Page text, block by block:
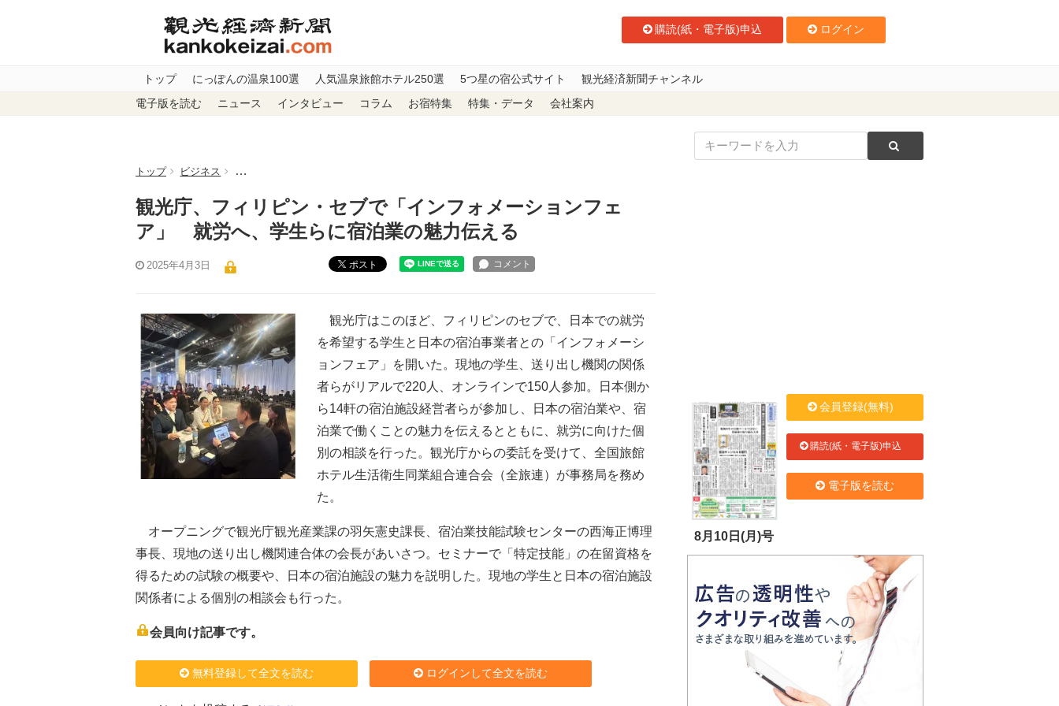
購読(紙・電子版)申込 ログイン
トップ にっぽんの温泉100選 人気温泉旅館ホテル250選 5つ星の宿公式サイト 観光経済新聞チャンネル
電子版を読む ニュース インタビュー コラム お宿特集 特集・データ 会社案内
トップ ビジネス 観光庁、フィリピン・セブで「インフォメーションフェア」 就労へ、学生らに宿泊業の魅力伝える
観光庁、フィリピン・セブで「インフォメーションフェ
ア」 就労へ、学生らに宿泊業の魅力伝える
2025年4月3日 ポスト
観光庁はこのほど、フィリピンのセブで、日本での就労
を希望する学生と日本の宿泊事業者との「インフォメーシ
ョンフェア」を開いた。現地の学生、送り出し機関の関係
者らがリアルで220人、オンラインで150人参加。日本側か
ら14軒の宿泊施設経営者らが参加し、日本の宿泊業や、宿
泊業で働くことの魅力を伝えるとともに、就労に向けた個
別の相談を行った。観光庁からの委託を受けて、全国旅館
ホテル生活衛生同業組合連合会（全旅連）が事務局を務め
た。
オープニングで観光庁観光産業課の羽矢憲史課長、宿泊業技能試験センターの西海正博理
事長、現地の送り出し機関連合体の会長があいさつ。セミナーで「特定技能」の在留資格を
得るための試験の概要や、日本の宿泊施設の魅力を説明した。現地の学生と日本の宿泊施設
関係者による個別の相談会も行った。
会員向け記事です。
無料登録して全文を読む ログインして全文を読む
8月10日(月)号
会員登録(無料)
購読(紙・電子版)申込
電子版を読む